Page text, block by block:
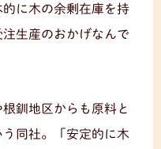
に木の余剰在庫を持
生産のおかげなんで
釧地区からも原料と
同社。「安定的に木